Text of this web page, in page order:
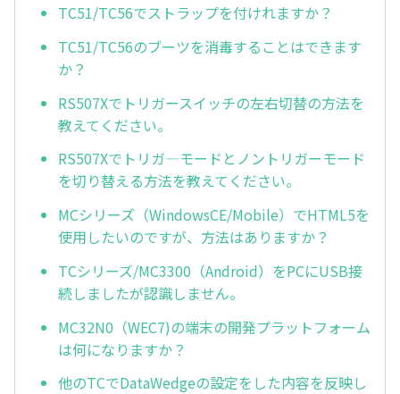
TC51/TC56でストラップを付けれますか？
TC51/TC56のブーツを消毒することはできます
か？
RS507Xでトリガースイッチの左右切替の方法を
教えてください。
RS507Xでトリガ—モードとノントリガーモード
を切り替える方法を教えてください。
MCシリーズ（WindowsCE/Mobile）でHTML5を
使用したいのですが、方法はありますか？
TCシリーズ/MC3300（Android）をPCにUSB接
続しましたが認識しません。
MC32N0（WEC7)の端末の開発プラットフォーム
は何になりますか？
他のTCでDataWedgeの設定をした内容を反映し